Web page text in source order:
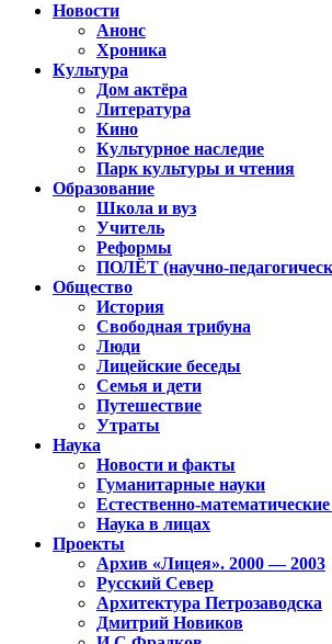
Новости
Анонс
Хроника
Культура
Дом актёра
Литература
Кино
Культурное наследие
Парк культуры и чтения
Образование
Школа и вуз
Учитель
Реформы
ПОЛЁТ (научно-
Общество
История
Свободная трибуна
Люди
Лицейские беседы
Семья и дети
Путешествие
Утраты
Наука
Новости и факты
Гуманитарные науки
Естественно-
Наука в лицах
Проекты
Архив «Лицея». 2000 — 2003
Русский Север
Архитектура Петрозаводска
Дмитрий Новиков